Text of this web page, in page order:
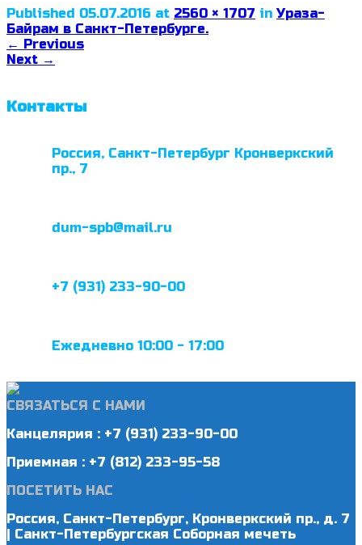
Published 05.07.2016 at 2560 × 1707 inУраза-
Байрам в Санкт-Петербурге.
← Previous
Next →
Контакты
Россия, Санкт-Петербург Кронверкский
пр., 7
dum-spb@mail.ru
+7 (931) 233-90-00
Ежедневно 10:00 - 17:00
СВЯЗАТЬСЯ С НАМИ
Канцелярия : +7 (931) 233-90-00
Приемная : +7 (812) 233-95-58
ПОСЕТИТЬ НАС
Россия, Санкт-Петербург, Кронверкский пр., д. 7
| Санкт-Петербургская Соборная мечеть